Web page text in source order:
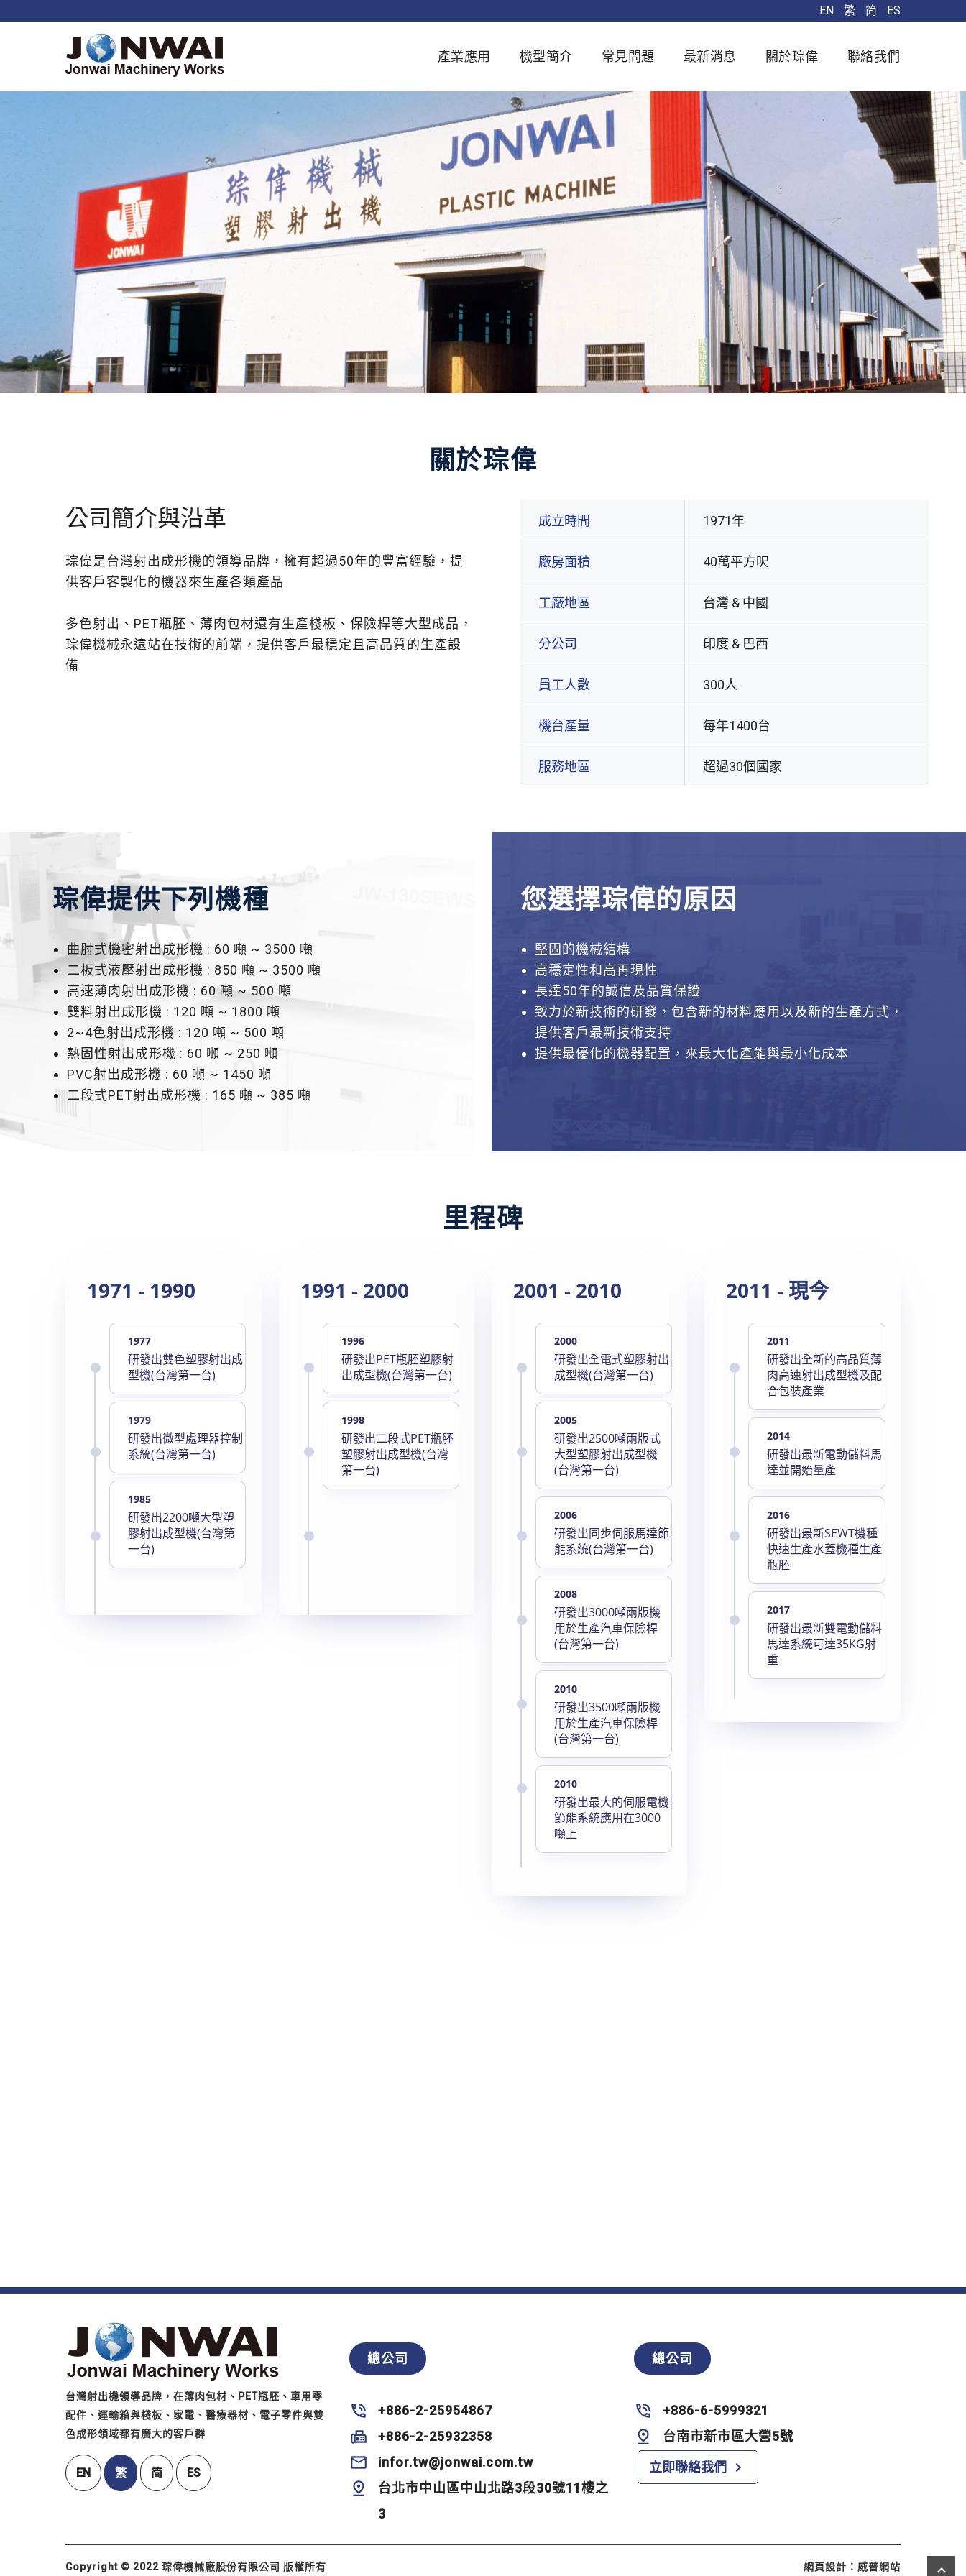
EN 繁 简 ES
產業應用 機型簡介 常見問題 最新消息 關於琮偉 聯絡我們
關於琮偉
公司簡介與沿革
琮偉是台灣射出成形機的領導品牌，擁有超過50年的豐富經驗，提
供客戶客製化的機器來生產各類產品
多色射出、PET瓶胚、薄肉包材還有生產棧板、保險桿等大型成品，
琮偉機械永遠站在技術的前端，提供客戶最穩定且高品質的生產設
備
成立時間 1971年
廠房面積 40萬平方呎
工廠地區 台灣 & 中國
分公司 印度 & 巴西
員工人數 300人
機台產量 每年1400台
服務地區 超過30個國家
琮偉提供下列機種
曲肘式機密射出成形機 : 60 噸 ~ 3500 噸
二板式液壓射出成形機 : 850 噸 ~ 3500 噸
高速薄肉射出成形機 : 60 噸 ~ 500 噸
雙料射出成形機 : 120 噸 ~ 1800 噸
2~4色射出成形機 : 120 噸 ~ 500 噸
熱固性射出成形機 : 60 噸 ~ 250 噸
PVC射出成形機 : 60 噸 ~ 1450 噸
二段式PET射出成形機 : 165 噸 ~ 385 噸
您選擇琮偉的原因
堅固的機械結構
高穩定性和高再現性
長達50年的誠信及品質保證
致力於新技術的研發，包含新的材料應用以及新的生產方式，
提供客戶最新技術支持
提供最優化的機器配置，來最大化產能與最小化成本
里程碑
1971 - 1990
1977
研發出雙色塑膠射出成
型機(台灣第一台)
1979
研發出微型處理器控制
系統(台灣第一台)
1985
研發出2200噸大型塑
膠射出成型機(台灣第
一台)
1991 - 2000
1996
研發出PET瓶胚塑膠射
出成型機(台灣第一台)
1998
研發出二段式PET瓶胚
塑膠射出成型機(台灣
第一台)
2001 - 2010
2000
研發出全電式塑膠射出
成型機(台灣第一台)
2005
研發出2500噸兩版式
大型塑膠射出成型機
(台灣第一台)
2006
研發出同步伺服馬達節
能系統(台灣第一台)
2008
研發出3000噸兩版機
用於生產汽車保險桿
(台灣第一台)
2010
研發出3500噸兩版機
用於生產汽車保險桿
(台灣第一台)
2010
研發出最大的伺服電機
節能系統應用在3000
噸上
2011 - 現今
2011
研發出全新的高品質薄
肉高速射出成型機及配
合包裝產業
2014
研發出最新電動儲料馬
達並開始量產
2016
研發出最新SEWT機種
快速生產水蓋機種生產
瓶胚
2017
研發出最新雙電動儲料
馬達系統可達35KG射
重
台灣射出機領導品牌，在薄肉包材、PET瓶胚、車用零
配件、運輸箱與棧板、家電、醫療器材、電子零件與雙
色成形領域都有廣大的客戶群
EN 繁 简 ES
總公司
+886-2-25954867
+886-2-25932358
infor.tw@jonwai.com.tw
台北市中山區中山北路3段30號11樓之
3
總公司
+886-6-5999321
台南市新市區大營5號
立即聯絡我們 navigate_next
Copyright © 2022 琮偉機械廠股份有限公司 版權所有 網頁設計： 威普網站 keyboard_arrow_up